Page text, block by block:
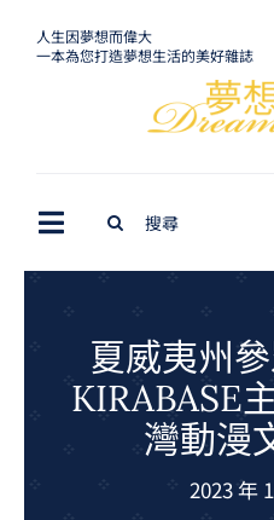
人生因夢想而偉大
一本為您打造夢想生活的美好雜誌
Toggle
Navigation
夏威夷州
KIRABASE
灣動漫
2023 年